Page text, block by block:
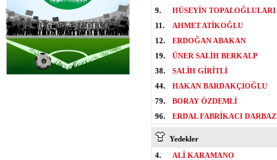
9.
HÜSEYİN TOPALOĞLULARI
11.
AHMET ATİKOĞLU
12.
ERDOĞAN ABAKAN
19.
ÜNER SALİH BERKALP
38.
SALİH GİRİTLİ
44.
HAKAN BARDAKÇIOĞLU
79.
BORAY ÖZDEMLİ
96.
ERDAL FABRİKACI DARBAZ
Yedekler
4.
ALİ KARAMANO